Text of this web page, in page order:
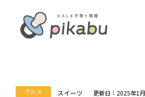
グルメ スイーツ 更新日：2025年1